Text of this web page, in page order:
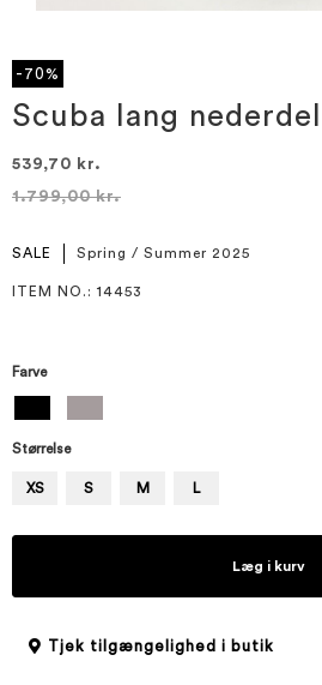
starten
af
billedgalleriet
-70%
Scuba lang nederdel
539,70 kr.
1.799,00 kr.
SALE Spring / Summer 2025
ITEM NO. : 14453
Farve
Størrelse
XS S M L
Læg i kurv
Tjek tilgængelighed i butik